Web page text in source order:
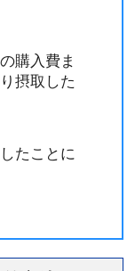
購入費ま
摂取した
たことに